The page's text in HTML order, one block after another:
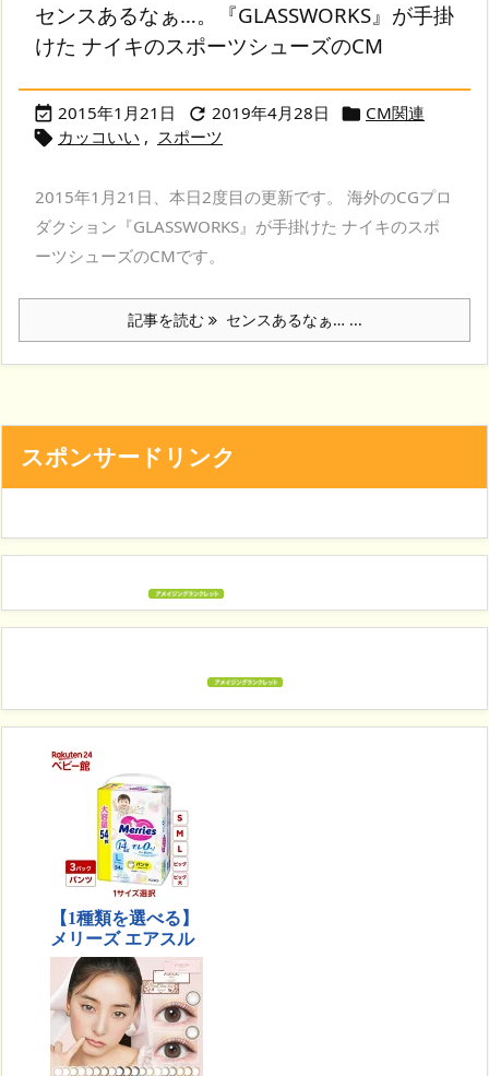
センスあるなぁ…。『GLASSWORKS』が手掛
けた ナイキのスポーツシューズのCM
 2015年1月21日  2019年4月28日  CM関連
 カッコいい , スポーツ
2015年1月21日、本日2度目の更新です。 海外のCGプロ
ダクション『GLASSWORKS』が手掛けた ナイキのスポ
ーツシューズのCMです。
記事を読む センスあるなぁ… ...
スポンサードリンク